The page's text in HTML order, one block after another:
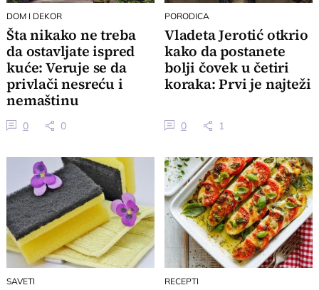
DOM I DEKOR
Šta nikako ne treba
da ostavljate ispred
kuće: Veruje se da
privlači nesreću i
nemaštinu
0 0
PORODICA
Vladeta Jerotić otkrio
kako da postanete
bolji čovek u četiri
koraka: Prvi je najteži
0 1
SAVETI RECEPTI